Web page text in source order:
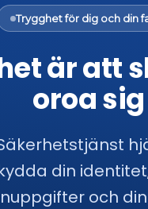
Trygghet för dig och din
är att
oroa sig
din
och